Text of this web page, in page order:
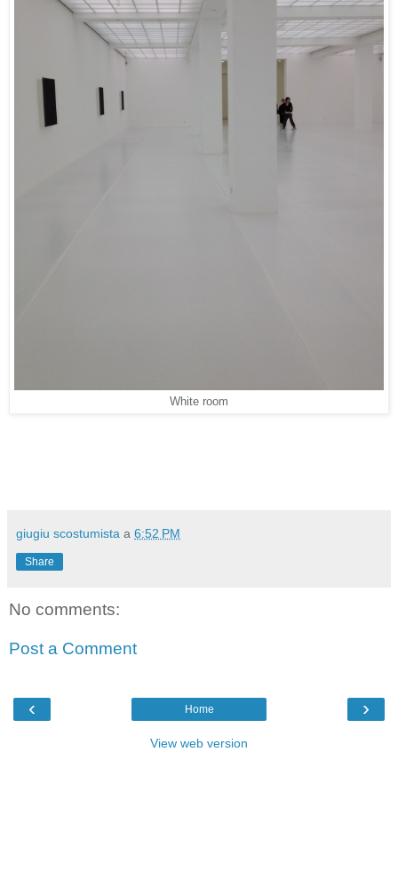
White room
giugiu scostumista a 6:52 PM
Share
No comments:
Post a Comment
‹ ›
Home
View web version